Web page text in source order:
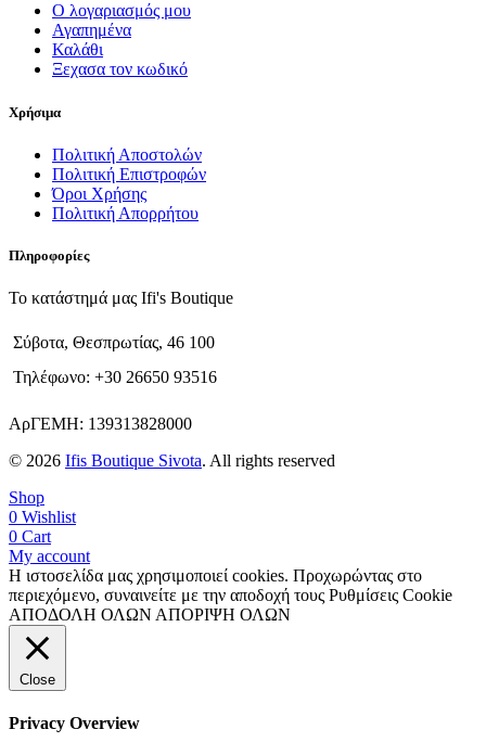
Ο λογαριασμός μου
Αγαπημένα
Καλάθι
Ξεχασα τον κωδικό
Χρήσιμα
Πολιτική Αποστολών
Πολιτική Επιστροφών
Όροι Χρήσης
Πολιτική Απορρήτου
Πληροφορίες
Το κατάστημά μας Ifi's Boutique
Σύβοτα, Θεσπρωτίας, 46 100
Τηλέφωνο: +30 26650 93516
ΑρΓΕΜΗ: 139313828000
© 2026 Ifis Boutique Sivota. All rights reserved
Shop
0 Wishlist
0 Cart
My account
Η ιστοσελίδα μας χρησιμοποιεί cookies. Προχωρώντας στο
περιεχόμενο, συναινείτε με την αποδοχή τους Ρυθμίσεις Cookie
ΑΠΟΔΟΛΗ ΟΛΩΝ ΑΠΟΡΙΨΗ ΟΛΩΝ
Close
Privacy Overview